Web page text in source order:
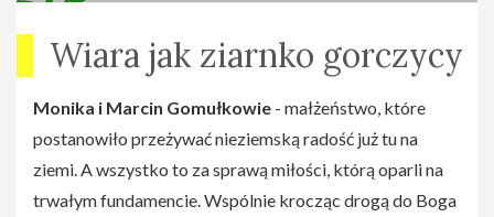
Wiara jak ziarnko gorczycy
Monika i Marcin Gomułkowie - małżeństwo, które
postanowiło przeżywać nieziemską radość już tu na
ziemi. A wszystko to za sprawą miłości, którą oparli na
trwałym fundamencie. Wspólnie krocząc drogą do Boga